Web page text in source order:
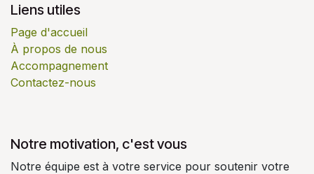
demandez l’avis d’un spécialiste en cas de prise
d’anticoagulant.
A conserver à température ambiante (15 - 25°C)
dans un endroit sec et à l'abri de la lumière
Liens utiles
Page d'accueil
À propos de nous
Accompagnement
Contactez-nous
Notre motivation, c'est vous
Notre équipe est à votre service pour soutenir votre